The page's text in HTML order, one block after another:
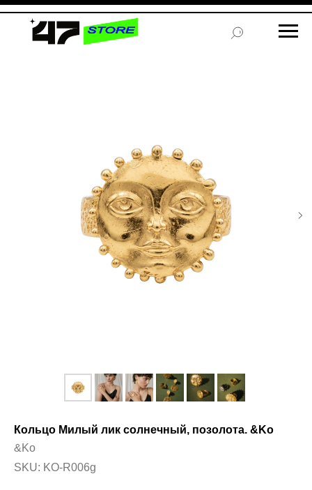
Кольцо Милый лик солнечный, позолота. &Ko
&Ko
SKU: KO-R006g